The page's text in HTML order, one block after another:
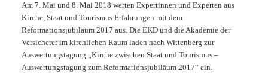
Am 7. Mai und 8. Mai 2018 werten Expertinnen und Experten aus
Kirche, Staat und Tourismus Erfahrungen mit dem
Reformationsjubiläum 2017 aus. Die EKD und die Akademie der
Versicherer im kirchlichen Raum laden nach Wittenberg zur
Auswertungstagung „Kirche zwischen Staat und Tourismus –
Auswertungstagung zum Reformationsjubiläum 2017“ ein.